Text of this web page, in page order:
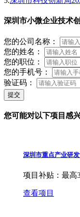
深圳市小微企业技术
您的公司名称：
您的姓名：
您的职位：
您的手机号：
验证码：
提交
您可能对以下项目感
深圳市重点产业研
项目补贴： 最高
查看项目